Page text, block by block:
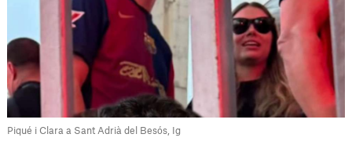
Piqué i Clara a Sant Adrià del Besós, Ig